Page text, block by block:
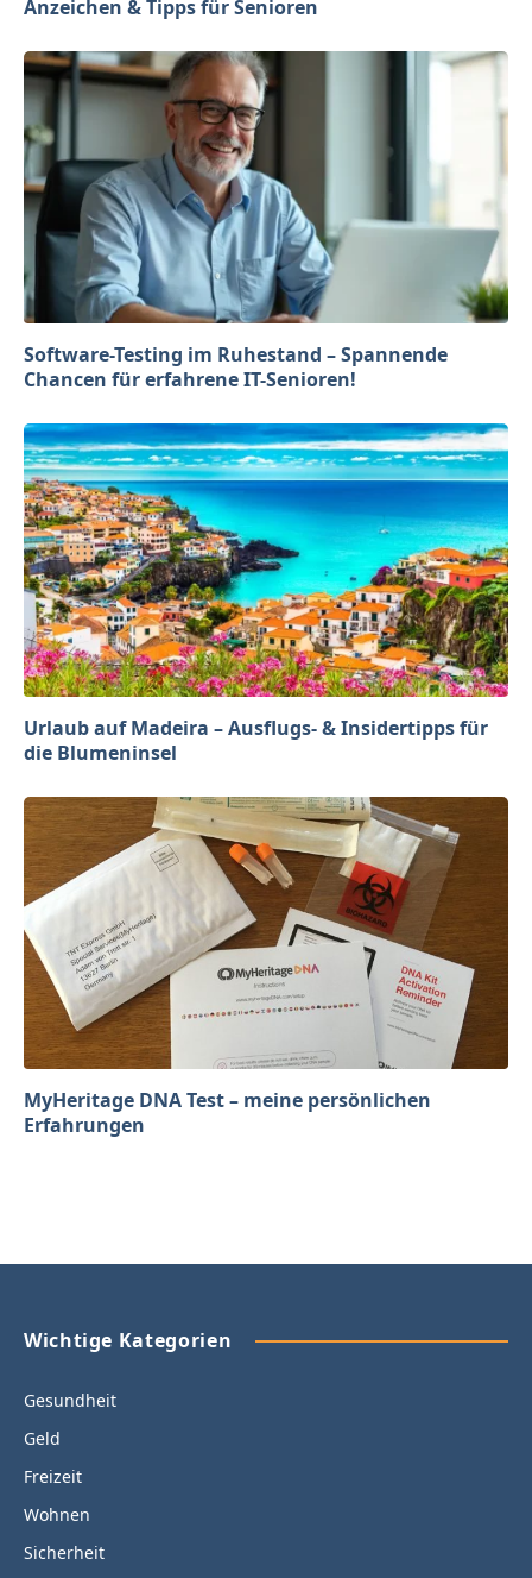
Anzeichen & Tipps für Senioren
Software-Testing im Ruhestand – Spannende
Chancen für erfahrene IT-Senioren!
Urlaub auf Madeira – Ausflugs- & Insidertipps für
die Blumeninsel
MyHeritage DNA Test – meine persönlichen
Erfahrungen
Wichtige Kategorien
Gesundheit
Geld
Freizeit
Wohnen
Sicherheit